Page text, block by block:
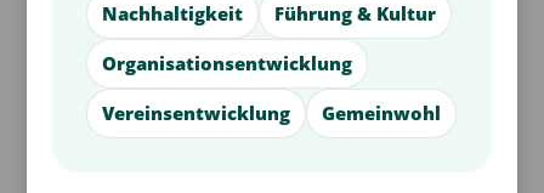
Nachhaltigkeit Führung & Kultur
Organisationsentwicklung
Vereinsentwicklung Gemeinwohl